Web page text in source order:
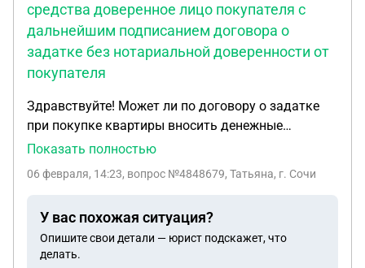
средства доверенное лицо покупателя с
дальнейшим подписанием договора о
задатке без нотариальной доверенности от
покупателя
Здравствуйте! Может ли по договору о задатке
при покупке квартиры вносить денежные
средства доверенное лицо покупателя с
без нотариальной доверенности от покупателя.
Показать полностью
06 февраля, 14:23, вопрос №4848679, Татьяна, г. Сочи
У вас похожая ситуация?
Опишите свои детали — юрист подскажет, что
делать.